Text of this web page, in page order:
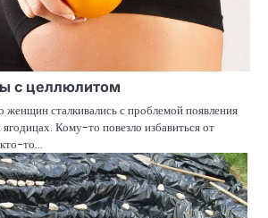
с целлюлитом
сталкивались с проблемой появления
Кому-то повезло избавиться от
то…